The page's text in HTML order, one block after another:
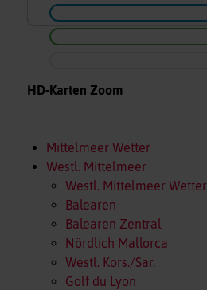
HD-Karten Zoom
Mittelmeer Wetter
Westl. Mittelmeer
Westl. Mittelmeer Wetter
Balearen
Balearen Zentral
Nördlich Mallorca
Westl. Kors./Sar.
Golf du Lyon